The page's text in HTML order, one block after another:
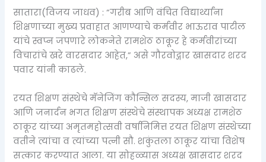
सातारा(विजय जाधव) : “गरीब आणि वंचित विद्यार्थ्यांना
शिक्षणाच्या मुख्य प्रवाहात आणण्याचे कर्मवीर भाऊराव पाटील
यांचे स्वप्न जपणारे लोकनेते रामशेठ ठाकूर हे कर्मवीरांच्या
विचारांचे खरे वारसदार आहेत,” असे गौरवोद्गार खासदार शरद
पवार यांनी काढले.
रयत शिक्षण संस्थेचे मॅनेजिंग कौन्सिल सदस्य, माजी खासदार
आणि जनार्दन भगत शिक्षण संस्थेचे संस्थापक अध्यक्ष रामशेठ
ठाकूर यांच्या अमृतमहोत्सवी वर्षानिमित्त रयत शिक्षण संस्थेच्या
वतीने त्यांचा व त्यांच्या पत्नी सौ. शकुंतला ठाकूर यांचा विशेष
सत्कार करण्यात आला. या सोहळ्यास अध्यक्ष खासदार शरद